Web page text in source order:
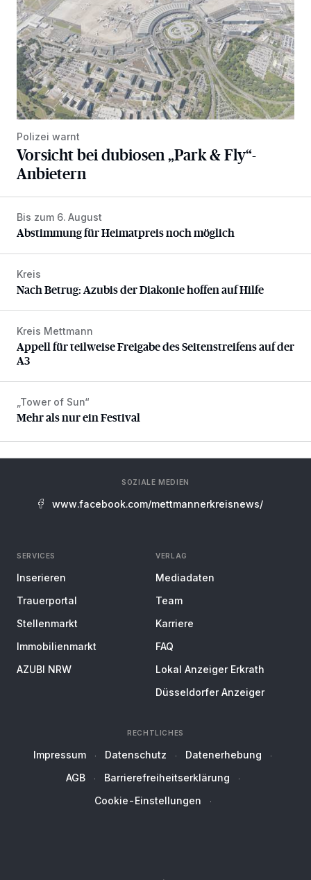
Polizei warnt
Vorsicht bei dubiosen „Park & Fly“-
Anbietern
Abstimmung für Heimatpreis noch möglich
Bis zum 6. August
Abstimmung für Heimatpreis noch möglich
Nach Betrug: Azubis der Diakonie hoffen auf Hilfe
Kreis
Nach Betrug: Azubis der Diakonie hoffen auf Hilfe
Appell für teilweise Freigabe des Seitenstreifens auf der A3
Kreis Mettmann
Appell für teilweise Freigabe des Seitenstreifens auf der
A3
Mehr als nur ein Festival
„Tower of Sun“
Mehr als nur ein Festival
SOZIALE MEDIEN
www.facebook.com/mettmannerkreisnews/
SERVICES
Inserieren
Trauerportal
Stellenmarkt
Immobilienmarkt
AZUBI NRW
VERLAG
Mediadaten
Team
Karriere
FAQ
Lokal Anzeiger Erkrath
Düsseldorfer Anzeiger
RECHTLICHES
Impressum Datenschutz
Datenerhebung
AGB
Barrierefreiheitserklärung
Cookie-Einstellungen